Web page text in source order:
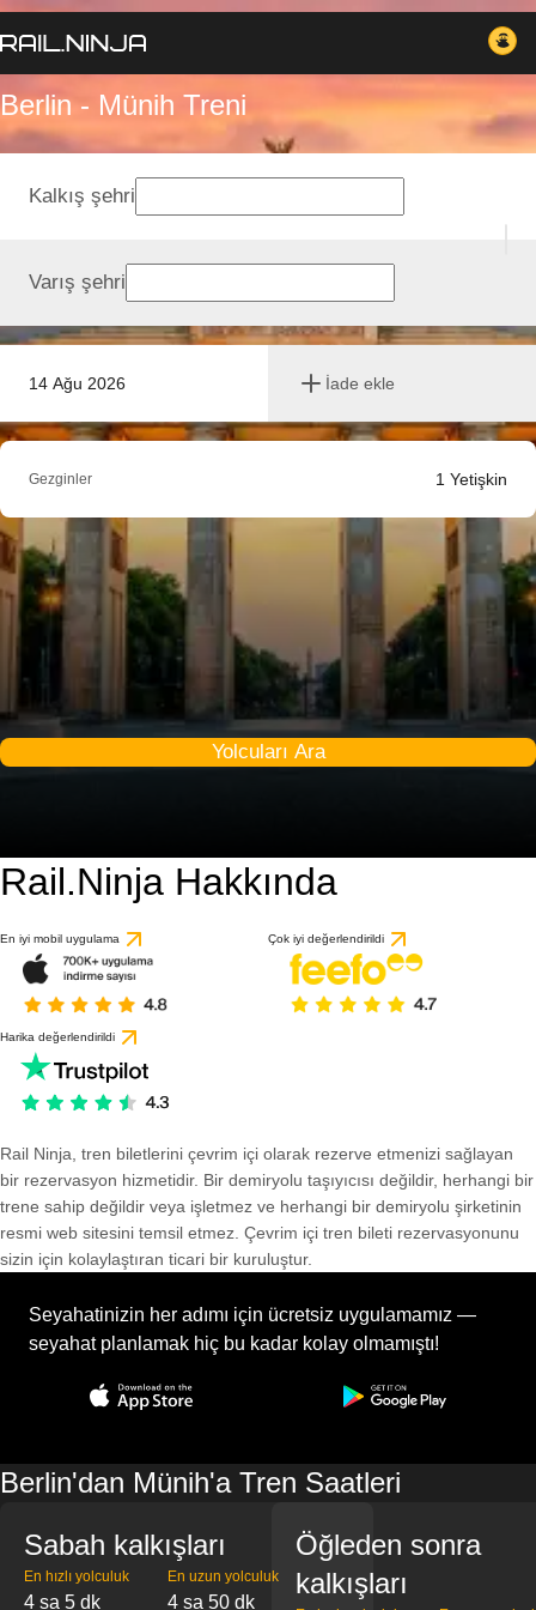
Berlin - Münih Treni
14 Ağu 2026 İade ekle
Kalkış şehri
Varış şehri
Gezginler 1 Yetişkin
Yolcuları Ara
Rail.Ninja Hakkında
En iyi mobil uygulama Çok iyi değerlendirildi
Harika değerlendirildi
Rail Ninja, tren biletlerini çevrim içi olarak rezerve etmenizi sağlayan
bir rezervasyon hizmetidir. Bir demiryolu taşıyıcısı değildir, herhangi bir
trene sahip değildir veya işletmez ve herhangi bir demiryolu şirketinin
resmi web sitesini temsil etmez. Çevrim içi tren bileti rezervasyonunu
sizin için kolaylaştıran ticari bir kuruluştur.
Seyahatinizin her adımı için ücretsiz uygulamamız —
seyahat planlamak hiç bu kadar kolay olmamıştı!
Berlin'dan Münih'a Tren Saatleri
Sabah kalkışları
En hızlı yolculuk
4 sa 5 dk
En uzun yolculuk
4 sa 50 dk
Öğleden sonra
kalkışları
86 değerlendirmeye